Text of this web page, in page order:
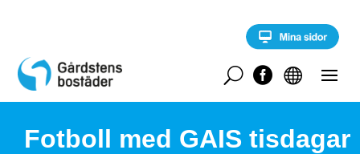
c


U
Fotboll med GAIS tisdagar